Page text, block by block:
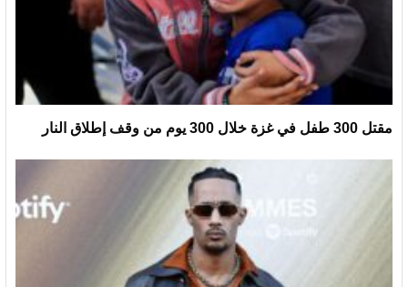
مقتل 300 طفل في غزة خلال 300 يوم من وقف إطلاق النار